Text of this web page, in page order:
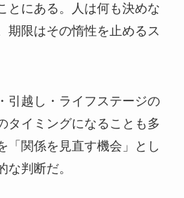
とにある。人は何も決めな
期限はその惰性を止めるス
引越し・ライフステージの
タイミングになることも多
「関係を見直す機会」とし
な判断だ。